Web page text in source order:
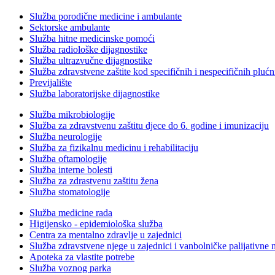
Služba porodične medicine i ambulante
Sektorske ambulante
Služba hitne medicinske pomoći
Služba radiološke dijagnostike
Služba ultrazvučne dijagnostike
Služba zdravstvene zaštite kod specifičnih i nespecifičnih
Previjalište
Služba laboratorijske dijagnostike
Služba mikrobiologije
Služba za zdravstvenu zaštitu djece do 6. godine i imunizaciju
Služba neurologije
Služba za fizikalnu medicinu i rehabilitaciju
Služba oftamologije
Služba interne bolesti
Služba za zdrastvenu zaštitu žena
Služba stomatologije
Služba medicine rada
Higijensko - epidemiološka služba
Centra za mentalno zdravlje u zajednici
Služba zdravstvene njege u zajednici i vanbolničke palijativne
Apoteka za vlastite potrebe
Služba voznog parka